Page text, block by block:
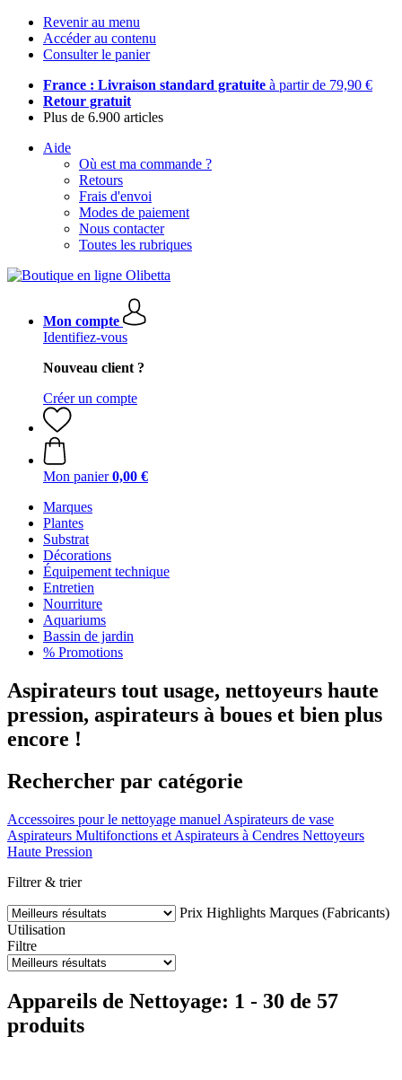
Revenir au menu
Accéder au contenu
Consulter le panier
France : Livraison standard gratuite à partir de 79,90 €
Retour gratuit
Plus de 6.900 articles
Aide
Où est ma commande ?
Retours
Frais d'envoi
Modes de paiement
Nous contacter
Toutes les rubriques
Mon compte
Identifiez-vous
Nouveau client ?
Créer un compte
Mon panier 0,00 €
Marques
Plantes
Substrat
Décorations
Équipement technique
Entretien
Nourriture
Aquariums
Bassin de jardin
% Promotions
Aspirateurs tout usage, nettoyeurs haute
pression, aspirateurs à boues et bien plus
encore !
Rechercher par catégorie
Accessoires pour le nettoyage manuel Aspirateurs de vase
Aspirateurs Multifonctions et Aspirateurs à Cendres Nettoyeurs
Haute Pression
Filtrer & trier
Prix Highlights Marques (Fabricants)
Utilisation
Filtre
Appareils de Nettoyage: 1 - 30 de 57
produits